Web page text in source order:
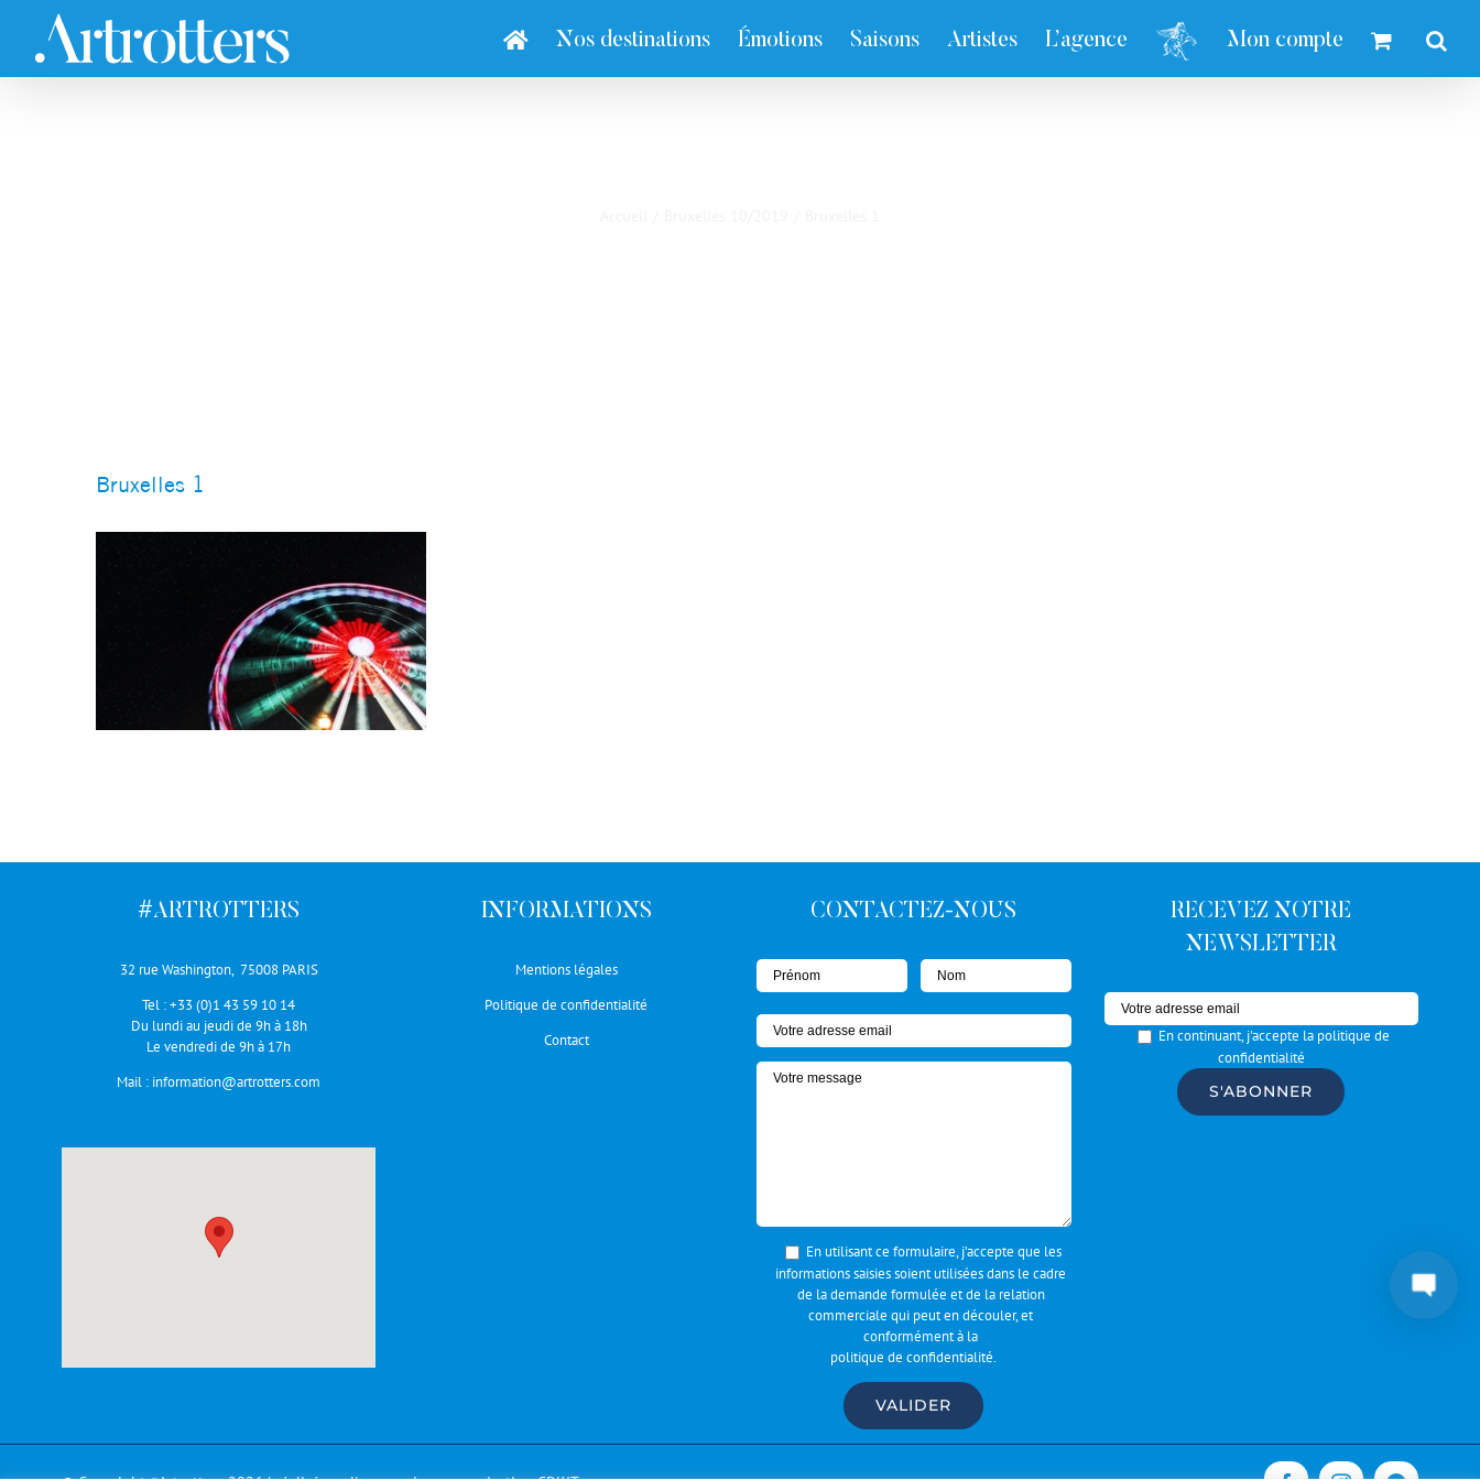
content
Nos destinations Émotions Saisons Artistes L’agence Mon compte
Bruxelles 1
#ARTROTTERS
32 rue Washington, 75008 PARIS
Tel :+33 (0)1 43 59 10 14
Du lundi au jeudi de 9h à 18h
Le vendredi de 9h à 17h
Mail : information@artrotters.com
INFORMATIONS
Mentions légales
Politique de confidentialité
Contact
CONTACTEZ-NOUS
En utilisant ce formulaire, j’accepte que les
informations saisies soient utilisées dans le cadre
de la demande formulée et de la relation
commerciale qui peut en découler, et
conformément à la
politique de confidentialité.
RECEVEZ NOTRE
NEWSLETTER
En continuant, j'accepte la politique de
confidentialité